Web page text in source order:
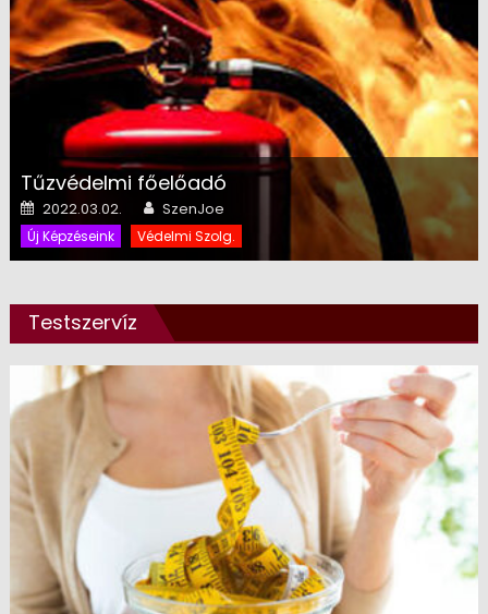
Tűzvédelmi főelőadó
Posted on
2022.03.02. Author
SzenJoe
Új Képzéseink Védelmi Szolg.
Testszervíz